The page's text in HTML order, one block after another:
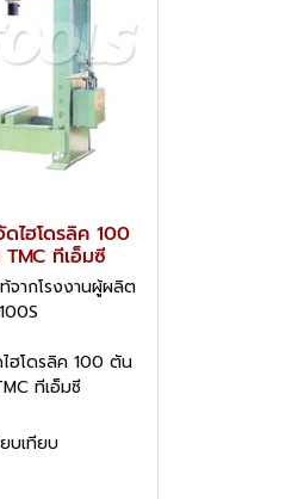
ไฮโดรลิค 100
ทีเอ็มซี
จากโรงงานผู้ผลิต
ฮโดรลิค 100 ตัน
ทีเอ็มซี
บเทียบ